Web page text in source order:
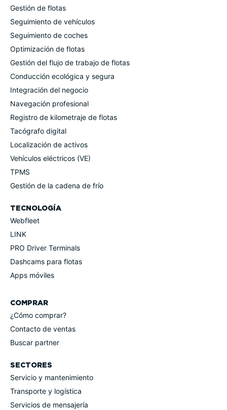
Gestión de flotas
Seguimiento de vehículos
Seguimiento de coches
Optimi­zación de flotas
Gestión del flujo de trabajo de flotas
Conducción ecológica y segura
Integración del negocio
Navegación profesional
Registro de kilometraje de flotas
Tacógrafo digital
Locali­zación de activos
Vehículos eléctricos (VE)
TPMS
Gestión de la cadena de frío
TECNOLOGÍA
Webfleet
LINK
PRO Driver Terminals
Dashcams para flotas
Apps móviles
COMPRAR
¿Cómo comprar?
Contacto de ventas
Buscar partner
SECTORES
Servicio y mante­ni­miento
Transporte y logística
Servicios de mensajería